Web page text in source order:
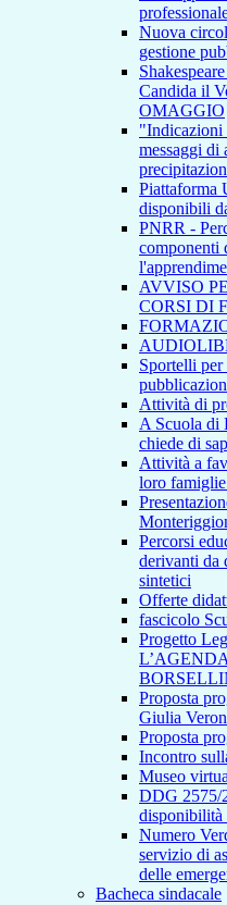
Nuova
gestione
Candida il
OMAGGIO
"Indicazioni
messaggi di
Piattaforma
disponibili
PNRR -
componenti
AVVISO
CORSI DI
Sportelli
Attività di
A Scuola di
chiede di
Attività a
loro
Percorsi
derivanti da
sintetici
Offerte
fascicolo
Progetto
Proposta
Giulia
Proposta
Incontro
Museo
DDG 2575/
disponibilità
Numero
servizio di
delle
Bacheca sindacale